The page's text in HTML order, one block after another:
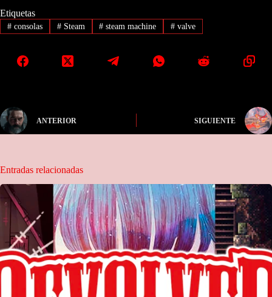
Etiquetas
#consolas #Steam # steam machine # valve
ANTERIOR SIGUIENTE
Entradas relacionadas